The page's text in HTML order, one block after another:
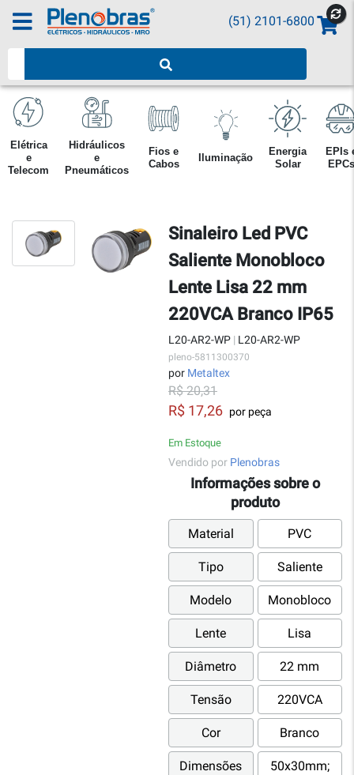
(51) 2101-6800
Elétrica
e
Telecom
Hidráulicos
e
Pneumáticos
Fios e
Cabos
Iluminação
Energia
Solar
EPIs
EPCs
Sinaleiro Led PVC
Saliente Monobloco
Lente Lisa 22 mm
220VCA Branco IP65
L20-AR2-WP | L20-AR2-WP
pleno-5811300370
por Metaltex
R$ 20,31
R$ 17,26 por peça
Em Estoque
Vendido por Plenobras
Informações sobre o
produto
Material PVC
Tipo Saliente
Modelo Monobloco
Lente Lisa
Diâmetro 22 mm
Tensão 220VCA
Cor Branco
Dimensões
50x30mm;